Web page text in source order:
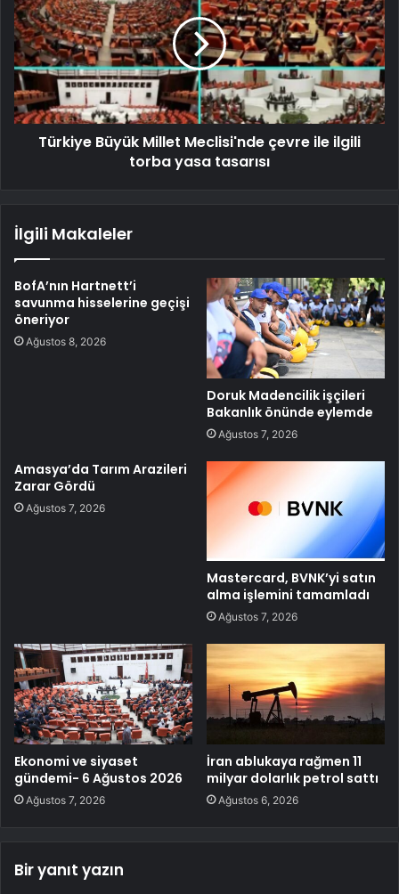
Türkiye Büyük Millet Meclisi'nde çevre ile ilgili
torba yasa tasarısı
İlgili Makaleler
BofA’nın Hartnett’i
savunma hisselerine geçişi
öneriyor
Ağustos 8, 2026
Doruk Madencilik işçileri
Bakanlık önünde eylemde
Ağustos 7, 2026
Amasya’da Tarım Arazileri
Zarar Gördü
Ağustos 7, 2026
Mastercard, BVNK’yi satın
alma işlemini tamamladı
Ağustos 7, 2026
Ekonomi ve siyaset
gündemi- 6 Ağustos 2026
Ağustos 7, 2026
İran ablukaya rağmen 11
milyar dolarlık petrol sattı
Ağustos 6, 2026
Bir yanıt yazın